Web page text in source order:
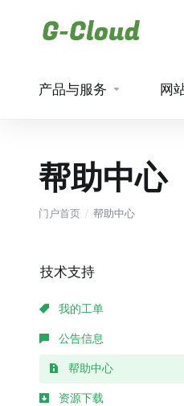
产品与服务 网
帮助中心
门户首页 帮助中心
技术支持
我的工单
公告信息
帮助中心
资源下载